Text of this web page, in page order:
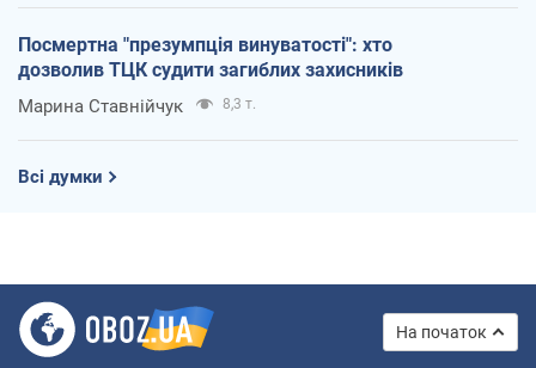
Посмертна "презумпція винуватості": хто
дозволив ТЦК судити загиблих захисників
Марина Ставнійчук 8,3 т.
Всі думки
На початок